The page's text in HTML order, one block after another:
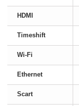
HDMI
Timeshift
Wi-Fi
Ethernet
Scart